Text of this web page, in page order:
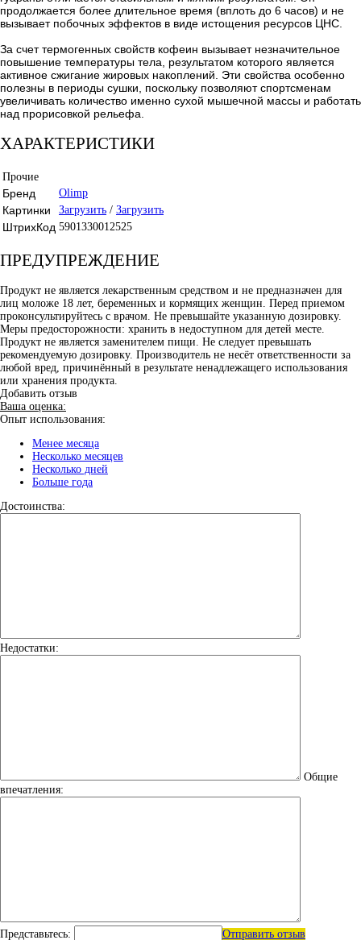
продолжается более длительное время (вплоть до 6 часов) и не
вызывает побочных эффектов в виде истощения ресурсов ЦНС.
За счет термогенных свойств кофеин вызывает незначительное
повышение температуры тела, результатом которого является
активное сжигание жировых накоплений. Эти свойства особенно
полезны в периоды сушки, поскольку позволяют спортсменам
увеличивать количество именно сухой мышечной массы и работать
над прорисовкой рельефа.
ХАРАКТЕРИСТИКИ
Прочие
Бренд Olimp
Картинки Загрузить / Загрузить
ШтрихКод 5901330012525
ПРЕДУПРЕЖДЕНИЕ
Продукт не является лекарственным средством и не предназначен для
лиц моложе 18 лет, беременных и кормящих женщин. Перед приемом
проконсультируйтесь с врачом. Не превышайте указанную дозировку.
Меры предосторожности: хранить в недоступном для детей месте.
Продукт не является заменителем пищи. Не следует превышать
рекомендуемую дозировку. Производитель не несёт ответственности за
любой вред, причинённый в результате ненадлежащего использования
или хранения продукта.
Добавить отзыв
Ваша оценка:
Опыт использования:
Менее месяца
Несколько месяцев
Несколько дней
Больше года
Достоинства:
Недостатки:
Общие
впечатления:
Представьтесь: Отправить отзыв